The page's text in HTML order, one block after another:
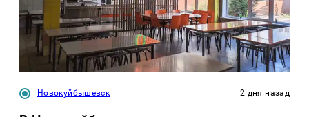
Новокуйбышевск 2 дня назад